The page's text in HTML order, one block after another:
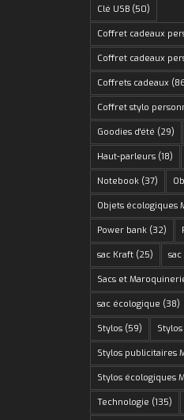
Clé USB (50)
Coffret cadeaux
Coffret cadeaux
Coffrets cadeaux
Coffret stylo
Goodies d'été (29)
Haut-parleurs (18)
Notebook (37)
Objets écologiques
Power bank (32)
sac Kraft (25)
Sacs et
sac écologique (38)
Stylos (59)
Stylos publicitaires
Stylos écologiques
Technologie (135)